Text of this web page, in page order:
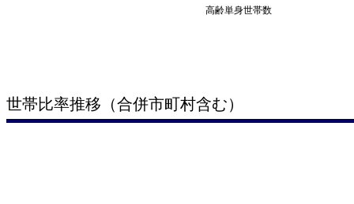
高齢単身世帯数
世帯比率推移（合併市町村含む）